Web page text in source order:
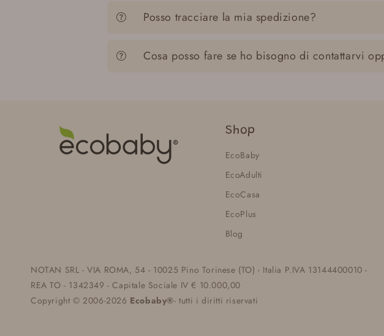
Posso tracciare la mia spedizione?
Cosa posso fare se ho bisogno di contattarvi
Shop
EcoBaby
EcoAdulti
EcoCasa
EcoPlus
Blog
NOTAN SRL - VIA ROMA, 54 - 10025 Pino Torinese (TO) - Italia P.IVA 13144400010 -
REA TO - 1342349 - Capitale Sociale IV € 10.000,00
Copyright © 2006-2026 Ecobaby®- tutti i diritti riservati